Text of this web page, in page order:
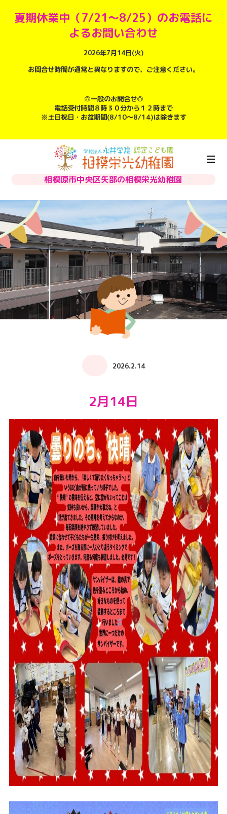
夏期休業中（7/21～8/25）のお電話に
よるお問い合わせ
2026年7月14日(火)
お問合せ時間が通常と異なりますので、ご注意ください。
◎一般のお問合せ◎
電話受付時間８時３０分から１２時まで
※土日祝日・お盆期間(8/10～8/14)は除きます
相模原市中央区矢部の相模栄光幼稚園
2026.2.14
2月14日